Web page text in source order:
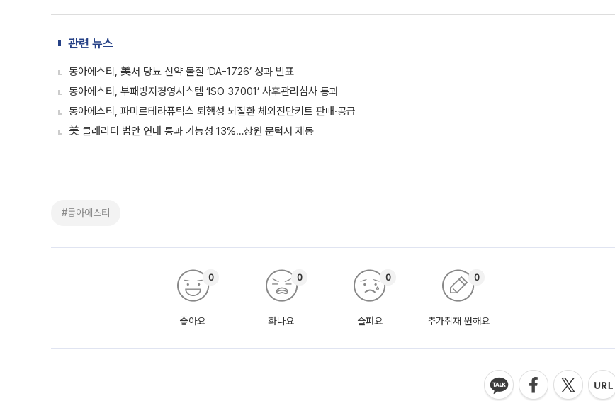
관련 뉴스
동아에스티, 美서 당뇨 신약 물질 ‘DA-1726’ 성과 발표
동아에스티, 부패방지경영시스템 ‘ISO 37001’ 사후관리심사 통과
동아에스티, 파미르테라퓨틱스 퇴행성 뇌질환 체외진단키트 판매·공급
美 클래리티 법안 연내 통과 가능성 13%…상원 문턱서 제동
#동아에스티
좋아요
0
화나요
0
슬퍼요
0
추가취재 원해요
0